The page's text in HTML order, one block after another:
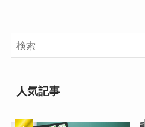
人気記事